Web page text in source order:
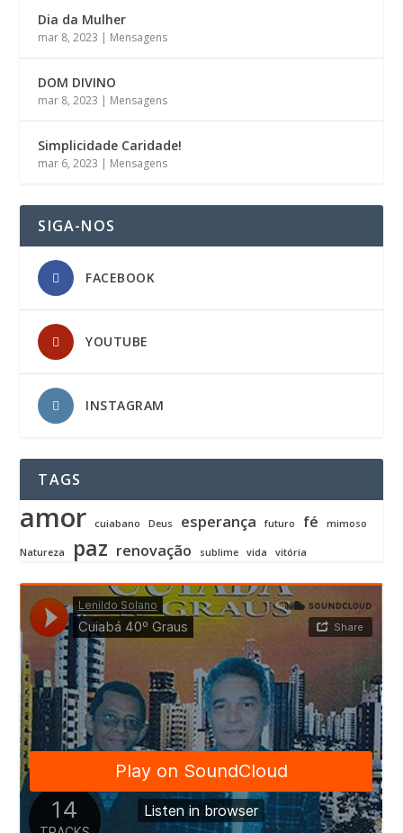
Dia da Mulher
mar 8, 2023 | Mensagens
DOM DIVINO
mar 8, 2023 | Mensagens
Simplicidade Caridade!
mar 6, 2023 | Mensagens
SIGA-NOS
FACEBOOK
YOUTUBE
INSTAGRAM
TAGS
amor cuiabano Deus esperança futuro fé mimoso
Natureza paz renovação sublime vida vitória